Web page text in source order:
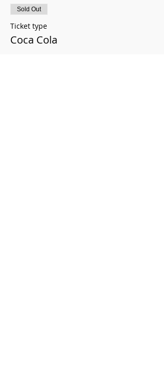
Sold Out
Ticket type
Coca Cola